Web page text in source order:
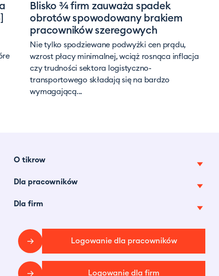
Blisko ¾ firm zauważa spadek
obrotów spowodowany brakiem
pracowników szeregowych
Nie tylko spodziewane podwyżki cen prądu,
wzrost płacy minimalnej, wciąż rosnąca inflacja
czy trudności sektora logistyczno-
transportowego składają się na bardzo
wymagającą...
O tikrow
O nas
Centrum prasowe
Dotacje
Dla pracowników
Oferty pracy tymczasowej
Blog
Regulamin
Kontakt
Dla firm
Faq
Regulamin
Logowanie dla pracowników
Logowanie dla firm